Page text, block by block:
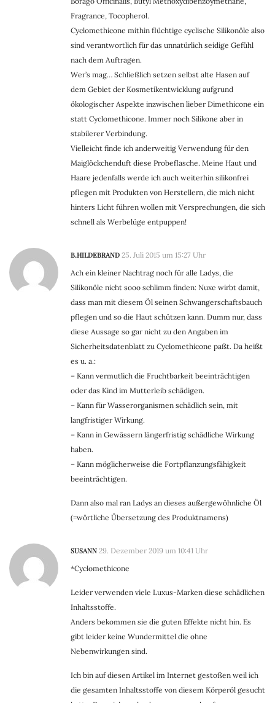
Fragrance, Tocopherol.
Cyclomethicone mithin flüchtige cyclische Silikonöle also
sind verantwortlich für das unnatürlich seidige Gefühl
nach dem Auftragen.
Wer’s mag… Schließlich setzen selbst alte Hasen auf
dem Gebiet der Kosmetikentwicklung aufgrund
ökologischer Aspekte inzwischen lieber Dimethicone ein
statt Cyclomethicone. Immer noch Silikone aber in
stabilerer Verbindung.
Vielleicht finde ich anderweitig Verwendung für den
Maiglöckchenduft diese Probeflasche. Meine Haut und
Haare jedenfalls werde ich auch weiterhin silikonfrei
pflegen mit Produkten von Herstellern, die mich nicht
hinters Licht führen wollen mit Versprechungen, die sich
schnell als Werbelüge entpuppen!
B.HILDEBRAND 25. Juli 2015 um 15:27 Uhr
Ach ein kleiner Nachtrag noch für alle Ladys, die
Silikonöle nicht sooo schlimm finden: Nuxe wirbt damit,
dass man mit diesem Öl seinen Schwangerschaftsbauch
pflegen und so die Haut schützen kann. Dumm nur, dass
diese Aussage so gar nicht zu den Angaben im
Sicherheitsdatenblatt zu Cyclomethicone paßt. Da heißt
es u. a.:
– Kann vermutlich die Fruchtbarkeit beeinträchtigen
oder das Kind im Mutterleib schädigen.
– Kann für Wasserorganismen schädlich sein, mit
langfristiger Wirkung.
– Kann in Gewässern längerfristig schädliche Wirkung
haben.
– Kann möglicherweise die Fortpflanzungsfähigkeit
beeinträchtigen.
Dann also mal ran Ladys an dieses außergewöhnliche Öl
(=wörtliche Übersetzung des Produktnamens)
SUSANN 29. Dezember 2019 um 10:41 Uhr
*Cyclomethicone
Leider verwenden viele Luxus-Marken diese schädlichen
Inhaltsstoffe.
Anders bekommen sie die guten Effekte nicht hin. Es
gibt leider keine Wundermittel die ohne
Nebenwirkungen sind.
Ich bin auf diesen Artikel im Internet gestoßen weil ich
die gesamten Inhaltsstoffe von diesem Körperöl gesucht